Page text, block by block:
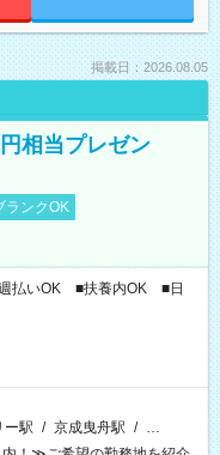
掲載日：2026.08.05
相当プレゼン
ランクOK
払いOK ■扶養内OK ■日
ー駅 / 京成曳舟駅 / …